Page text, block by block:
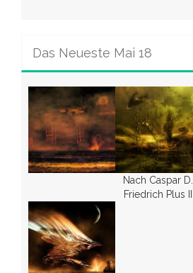
Das Neueste Mai 18
Nach Caspar D.
Friedrich Plus II